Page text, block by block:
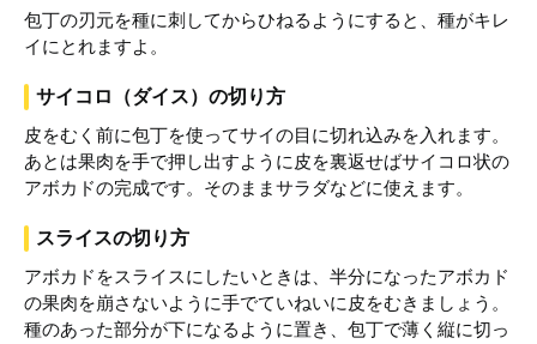
包丁の刃元を種に刺してからひねるようにすると、種がキレ
イにとれますよ。
サイコロ（ダイス）の切り方
皮をむく前に包丁を使ってサイの目に切れ込みを入れます。
あとは果肉を手で押し出すように皮を裏返せばサイコロ状の
アボカドの完成です。そのままサラダなどに使えます。
スライスの切り方
アボカドをスライスにしたいときは、半分になったアボカド
の果肉を崩さないように手でていねいに皮をむきましょう。
種のあった部分が下になるように置き、包丁で薄く縦に切っ